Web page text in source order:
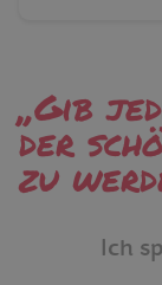
Gib
der
zu
Ich